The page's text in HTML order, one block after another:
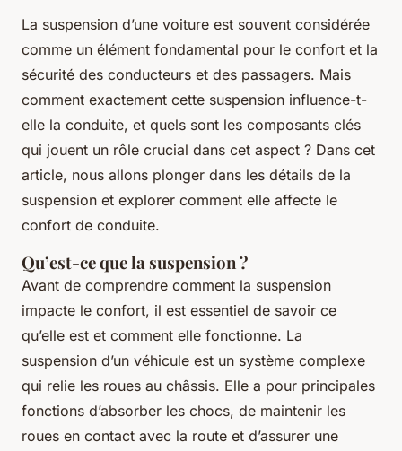
La suspension d’une voiture est souvent considérée
comme un élément fondamental pour le confort et la
sécurité des conducteurs et des passagers. Mais
comment exactement cette suspension influence-t-
elle la conduite, et quels sont les composants clés
qui jouent un rôle crucial dans cet aspect ? Dans cet
article, nous allons plonger dans les détails de la
suspension et explorer comment elle affecte le
confort de conduite.
Qu’est-ce que la suspension ?
Avant de comprendre comment la suspension
impacte le confort, il est essentiel de savoir ce
qu’elle est et comment elle fonctionne. La
suspension d’un véhicule est un système complexe
qui relie les roues au châssis. Elle a pour principales
fonctions d’absorber les chocs, de maintenir les
roues en contact avec la route et d’assurer une